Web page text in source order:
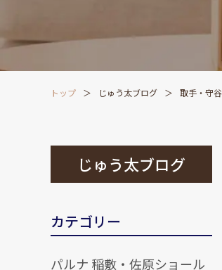
トップ じゅう太ブログ 取手・守
じゅう太ブログ
カテゴリー
パルナ 稲敷・佐原ショール